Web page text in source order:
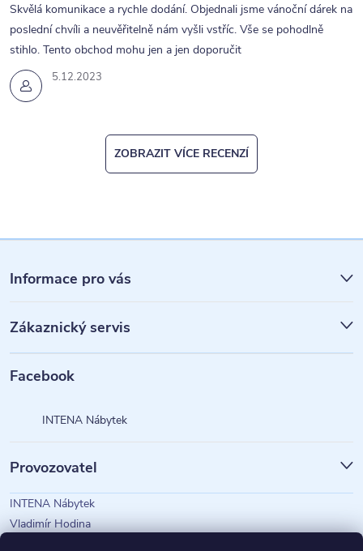
5.12.2023
Skvělá komunikace a rychle dodání. Objednali jsme vánoční dárek na
poslední chvíli a neuvěřitelně nám vyšli vstříc. Vše se pohodlně
stihlo. Tento obchod mohu jen a jen doporučit
ZOBRAZIT VÍCE RECENZÍ
á
p
a
Informace pro vás
Zákaznický servis
Facebook
INTENA Nábytek
Provozovatel
INTENA Nábytek
Vladimír Hodina